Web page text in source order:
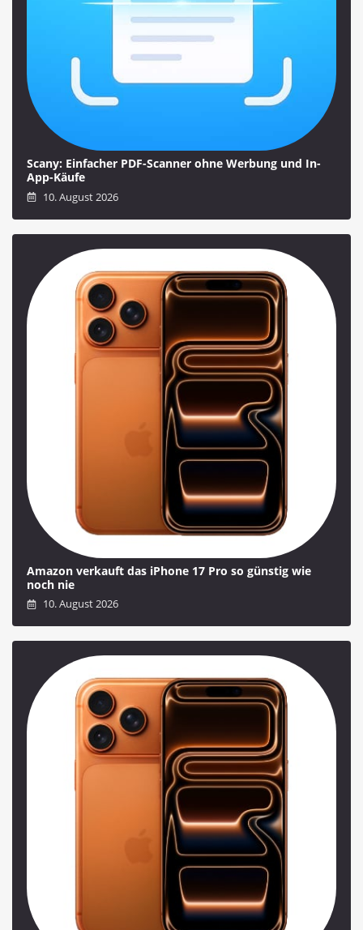
Scany: Einfacher PDF-Scanner ohne Werbung und In-
App-Käufe
10. August 2026
Amazon verkauft das iPhone 17 Pro so günstig wie
noch nie
10. August 2026